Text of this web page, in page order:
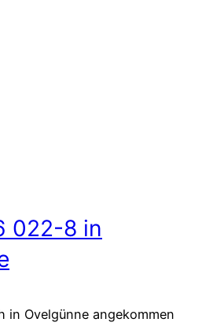
022-8 in
in Ovelgünne angekommen